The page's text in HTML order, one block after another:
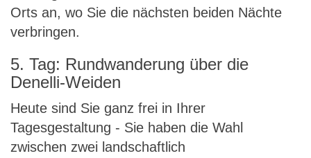
Orts an, wo Sie die nächsten beiden Nächte
verbringen.
5. Tag: Rundwanderung über die
Denelli-Weiden
Heute sind Sie ganz frei in Ihrer
Tagesgestaltung - Sie haben die Wahl
zwischen zwei landschaftlich